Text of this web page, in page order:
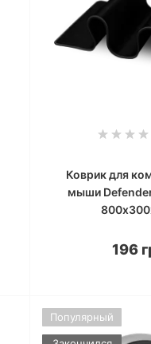
Коврик для
мыши
196
Популярный